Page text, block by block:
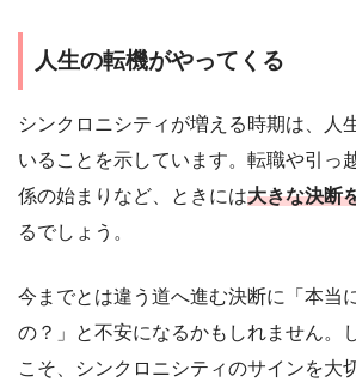
人生の転機がやってくる
シンクロニシティが増える時期は、人
いることを示しています。転職や引っ
係の始まりなど、ときには大きな決断
るでしょう。
今までとは違う道へ進む決断に「本当
の？」と不安になるかもしれません。
こそ、シンクロニシティのサインを大